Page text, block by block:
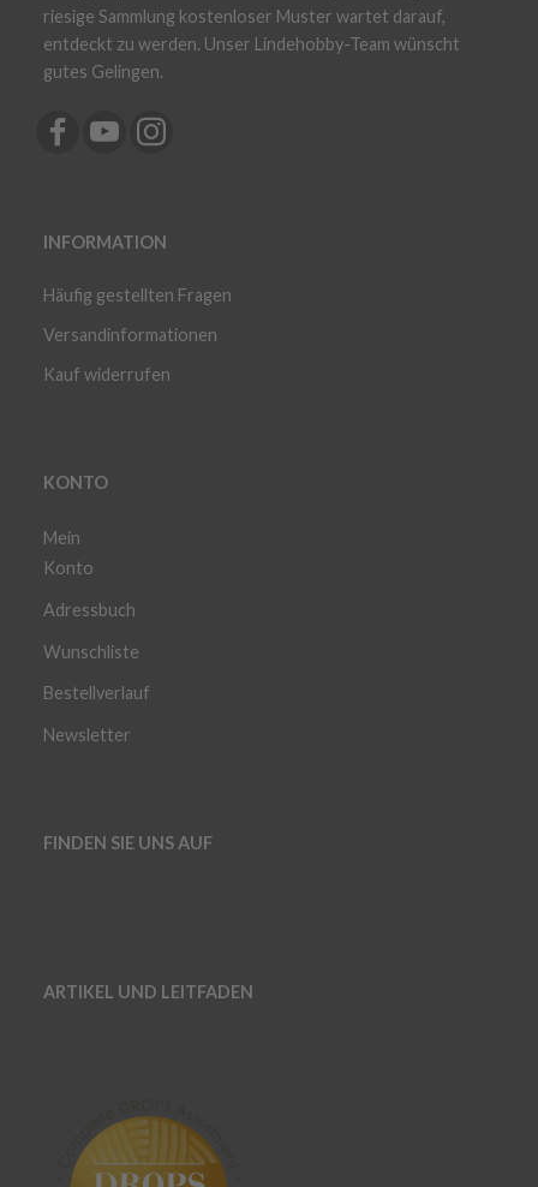
riesige Sammlung kostenloser Muster wartet darauf,
entdeckt zu werden. Unser Lindehobby-Team wünscht
gutes Gelingen.
INFORMATION
Häufig gestellten Fragen
Versandinformationen
Kauf widerrufen
KONTO
Mein
Konto
Adressbuch
Wunschliste
Bestellverlauf
Newsletter
FINDEN SIE UNS AUF
ARTIKEL UND LEITFADEN